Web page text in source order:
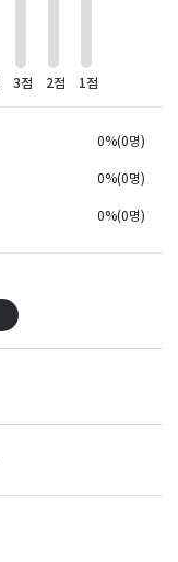
3점 2점 1점
0%(0명)
0%(0명)
0%(0명)